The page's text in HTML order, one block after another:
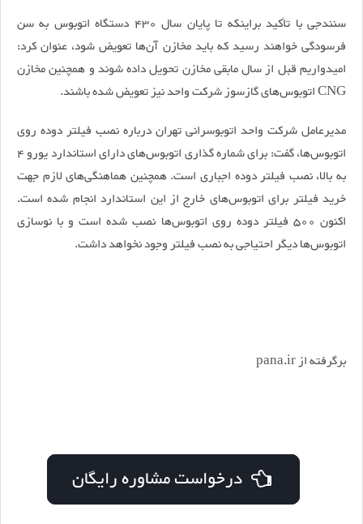
سنندجی با تأکید براینکه تا پایان سال 430 دستگاه اتوبوس به سن
فرسودگی خواهند رسید که باید مخازن آن‌ها تعویض شود، عنوان کرد:
امیدواریم قبل از سال مابقی مخازن تحویل داده شوند و همچنین مخازن
CNG اتوبوس‌های گازسوز شرکت واحد نیز تعویض شده باشند.
مدیرعامل شرکت واحد اتوبوسرانی تهران درباره نصب فیلتر دوده روی
اتوبوس‌ها، گفت: برای شماره گذاری اتوبوس‌های دارای استاندارد یورو 4
به بالا، نصب فیلتر دوده اجباری است. همچنین هماهنگی‌های لازم جهت
خرید فیلتر برای اتوبوس‌های خارج از این استاندارد انجام شده است.
اکنون 500 فیلتر دوده روی اتوبوس‌ها نصب شده است و با نوسازی
اتوبوس‌ها دیگر احتیاجی به نصب فیلتر وجود نخواهد داشت.
برگرفته از pana.ir
درخواست مشاوره رایگان